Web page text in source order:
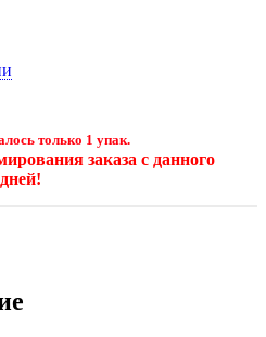
только 1 упак.
заказа с данного